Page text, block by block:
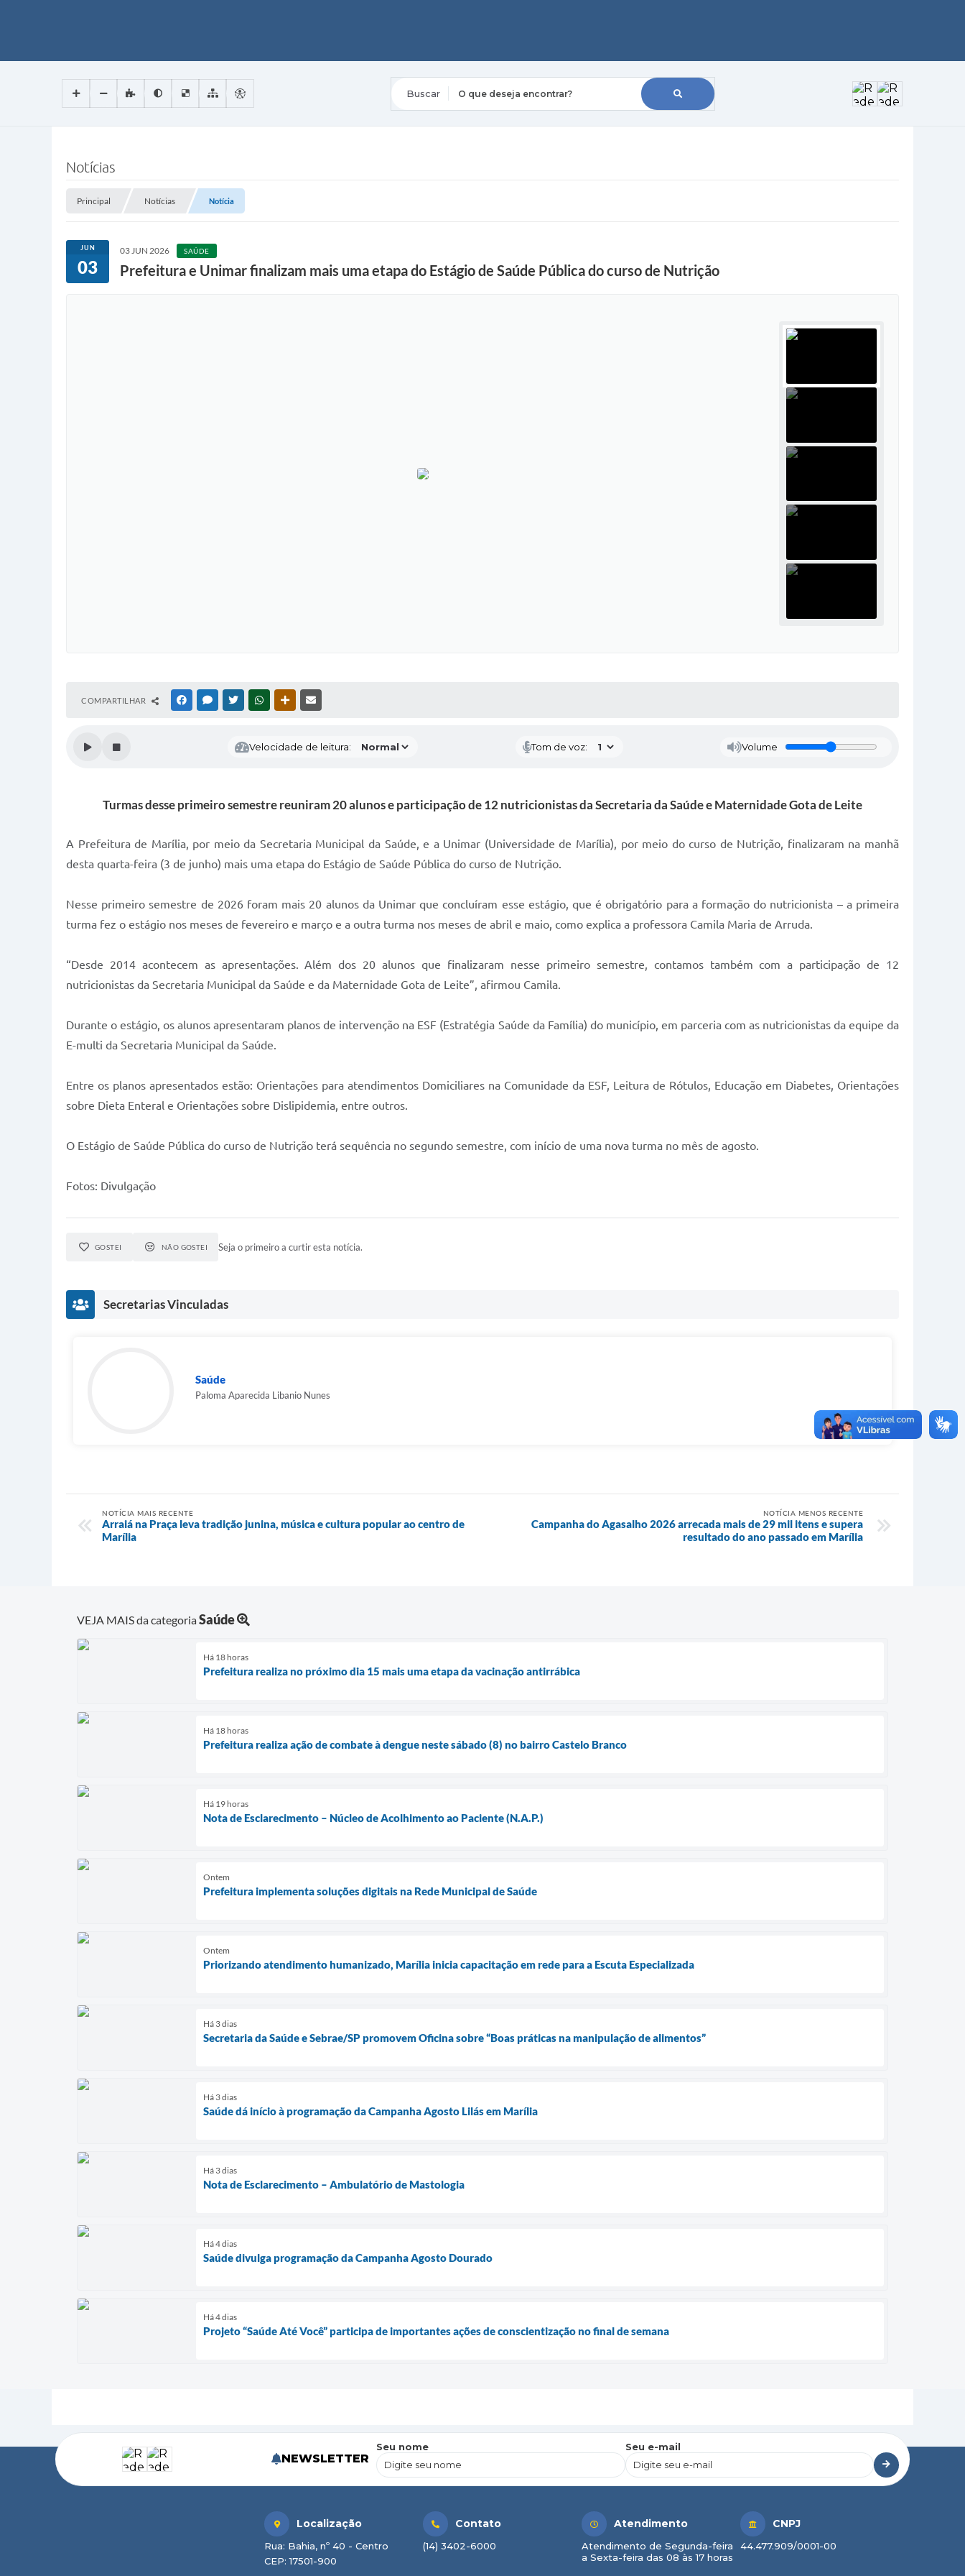
Notícias
Principal Notícias Notícia
JUN
03
03 JUN 2026 SAÚDE
Prefeitura e Unimar finalizam mais uma etapa do Estágio de Saúde Pública do curso de Nutrição
COMPARTILHAR FACEBOOKMESSENGER
TWITTERWHATSAPPOUTRAS MÍDIAS
Velocidade de leitura: Tom de voz: Volume
Turmas desse primeiro semestre reuniram 20 alunos e participação de 12 nutricionistas da Secretaria da Saúde e Maternidade Gota de Leite
A Prefeitura de Marília, por meio da Secretaria Municipal da Saúde, e a Unimar (Universidade de Marília), por meio do curso de Nutrição, finalizaram na manhã
desta quarta-feira (3 de junho) mais uma etapa do Estágio de Saúde Pública do curso de Nutrição.
Nesse primeiro semestre de 2026 foram mais 20 alunos da Unimar que concluíram esse estágio, que é obrigatório para a formação do nutricionista – a primeira
turma fez o estágio nos meses de fevereiro e março e a outra turma nos meses de abril e maio, como explica a professora Camila Maria de Arruda.
“Desde 2014 acontecem as apresentações. Além dos 20 alunos que finalizaram nesse primeiro semestre, contamos também com a participação de 12
nutricionistas da Secretaria Municipal da Saúde e da Maternidade Gota de Leite”, afirmou Camila.
Durante o estágio, os alunos apresentaram planos de intervenção na ESF (Estratégia Saúde da Família) do município, em parceria com as nutricionistas da equipe da
E-multi da Secretaria Municipal da Saúde.
Entre os planos apresentados estão: Orientações para atendimentos Domiciliares na Comunidade da ESF, Leitura de Rótulos, Educação em Diabetes, Orientações
sobre Dieta Enteral e Orientações sobre Dislipidemia, entre outros.
O Estágio de Saúde Pública do curso de Nutrição terá sequência no segundo semestre, com início de uma nova turma no mês de agosto.
Fotos: Divulgação
GOSTEI NÃO GOSTEI Seja o primeiro a curtir esta notícia.
Secretarias Vinculadas
Saúde
Paloma Aparecida Libanio Nunes
NOTÍCIA MAIS RECENTE
Arraiá na Praça leva tradição junina, música e cultura popular ao centro de
Marília
NOTÍCIA MENOS RECENTE
Campanha do Agasalho 2026 arrecada mais de 29 mil itens e supera
resultado do ano passado em Marília
VEJA MAIS da categoriaSaúde
Há 18 horas
Prefeitura realiza no próximo dia 15 mais uma etapa da vacinação antirrábica
Há 18 horas
Prefeitura realiza ação de combate à dengue neste sábado (8) no bairro Castelo Branco
Há 19 horas
Nota de Esclarecimento – Núcleo de Acolhimento ao Paciente (N.A.P.)
Ontem
Prefeitura implementa soluções digitais na Rede Municipal de Saúde
Ontem
Priorizando atendimento humanizado, Marília inicia capacitação em rede para a Escuta Especializada
Há 3 dias
Secretaria da Saúde e Sebrae/SP promovem Oficina sobre “Boas práticas na manipulação de alimentos”
Há 3 dias
Saúde dá início à programação da Campanha Agosto Lilás em Marília
Há 3 dias
Nota de Esclarecimento – Ambulatório de Mastologia
Há 4 dias
Saúde divulga programação da Campanha Agosto Dourado
Há 4 dias
Projeto “Saúde Até Você” participa de importantes ações de conscientização no final de semana
NEWSLETTER
Seu nome Seu e-mail
Localização
Rua: Bahia, nº 40 - Centro
CEP: 17501-900
Contato
(14) 3402-6000
Atendimento
Atendimento de Segunda-feira
a Sexta-feira das 08 às 17 horas
CNPJ
44.477.909/0001-00